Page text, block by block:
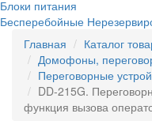
Блоки питания
Бесперебойные
Главная
Каталог
Домофоны,
Переговорные
DD-215G.
функция вызова